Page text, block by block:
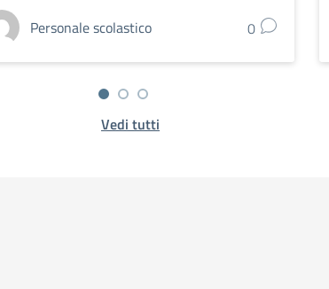
Personale scolastico 0
Vedi tutti